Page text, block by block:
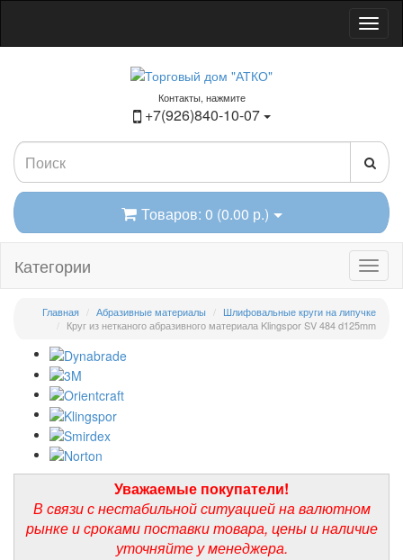
Контакты, нажмите
+7(926)840-10-07
Товаров: 0 (0.00 р.)
Категории
Главная Абразивные материалы
Шлифовальные круги на липучке
Круг из нетканого абразивного материала Klingspor SV 484 d125mm
Уважаемые покупатели!
В связи с нестабильной ситуацией на валютном
рынке и сроками поставки товара, цены и наличие
уточняйте у менеджера.